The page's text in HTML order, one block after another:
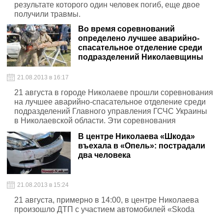
результате которого один человек погиб, еще двое
получили травмы.
Во время соревнований
определено лучшее аварийно-
спасательное отделение среди
подразделений Николаевщины
21.08.2013 в 16:17
21 августа в городе Николаеве прошли соревнования
на лучшее аварийно-спасательное отделение среди
подразделений Главного управления ГСЧС Украины
в Николаевской области. Эти соревнования
проходили на площадке городского пляжа „Стрелка”,
р. Южный Буг. В соревнования принимали участие 27
аварийно-спасательных отделений Николаевской
области.
В центре Николаева «Шкода»
въехала в «Опель»: пострадали
два человека
21.08.2013 в 15:24
21 августа, примерно в 14:00, в центре Николаева
произошло ДТП с участием автомобилей «Skoda